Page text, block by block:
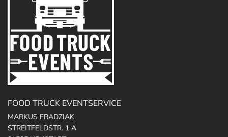
FOOD TRUCK EVENTSERVICE
MARKUS FRADZIAK
STREITFELDSTR. 1 A